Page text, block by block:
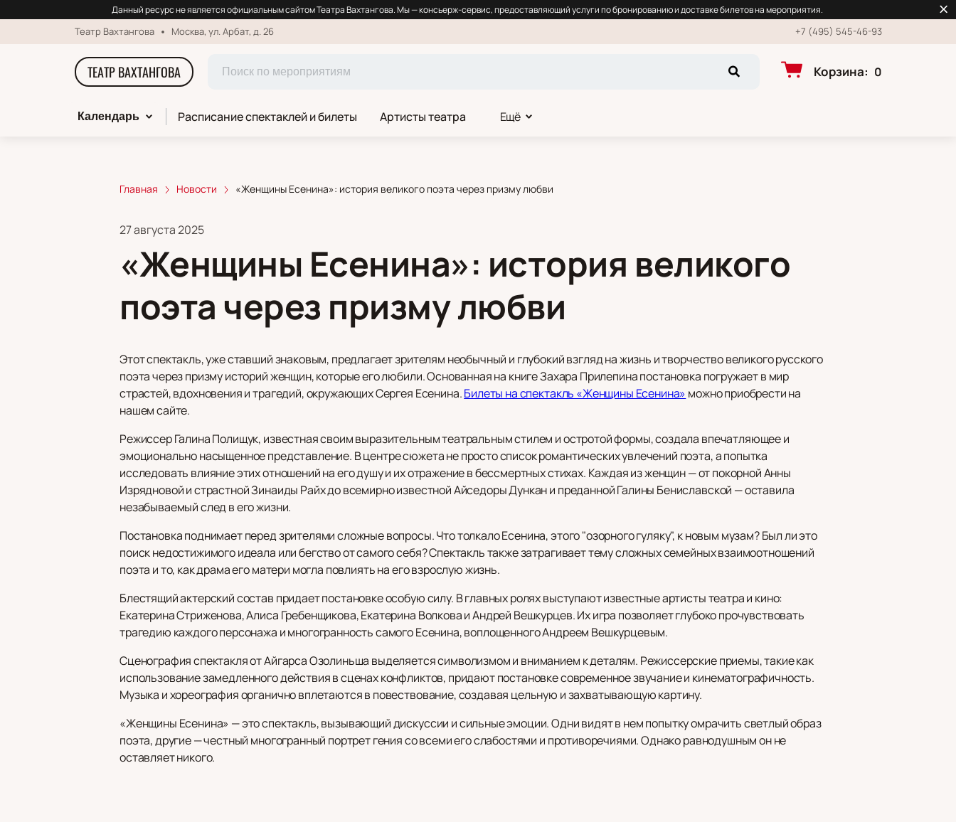
Данный ресурс не является официальным сайтом Театра Вахтангова. Мы — консьерж-сервис, предоставляющий услуги по бронированию и доставке билетов на мероприятия.
Театр Вахтангова Москва, ул. Арбат, д. 26 +7 (495) 545-46-93
ТЕАТР ВАХТАНГОВА Корзина: 0
Календарь Расписание спектаклей и билеты Артисты театра Ещё
Главная Новости «Женщины Есенина»: история великого поэта через призму любви
27 августа 2025
«Женщины Есенина»: история великого
поэта через призму любви
Этот спектакль, уже ставший знаковым, предлагает зрителям необычный и глубокий взгляд на жизнь и творчество великого русского
поэта через призму историй женщин, которые его любили. Основанная на книге Захара Прилепина постановка погружает в мир
страстей, вдохновения и трагедий, окружающих Сергея Есенина.Билеты на спектакль «Женщины Есенина» можно приобрести на
нашем сайте.
Режиссер Галина Полищук, известная своим выразительным театральным стилем и остротой формы, создала впечатляющее и
эмоционально насыщенное представление. В центре сюжета не просто список романтических увлечений поэта, а попытка
исследовать влияние этих отношений на его душу и их отражение в бессмертных стихах. Каждая из женщин — от покорной Анны
Изрядновой и страстной Зинаиды Райх до всемирно известной Айседоры Дункан и преданной Галины Бениславской — оставила
незабываемый след в его жизни.
Постановка поднимает перед зрителями сложные вопросы. Что толкало Есенина, этого "озорного гуляку", к новым музам? Был ли это
поиск недостижимого идеала или бегство от самого себя? Спектакль также затрагивает тему сложных семейных взаимоотношений
поэта и то, как драма его матери могла повлиять на его взрослую жизнь.
Блестящий актерский состав придает постановке особую силу. В главных ролях выступают известные артисты театра и кино:
Екатерина Стриженова, Алиса Гребенщикова, Екатерина Волкова и Андрей Вешкурцев. Их игра позволяет глубоко прочувствовать
трагедию каждого персонажа и многогранность самого Есенина, воплощенного Андреем Вешкурцевым.
Сценография спектакля от Айгарса Озолиньша выделяется символизмом и вниманием к деталям. Режиссерские приемы, такие как
использование замедленного действия в сценах конфликтов, придают постановке современное звучание и кинематографичность.
Музыка и хореография органично вплетаются в повествование, создавая цельную и захватывающую картину.
«Женщины Есенина» — это спектакль, вызывающий дискуссии и сильные эмоции. Одни видят в нем попытку омрачить светлый образ
поэта, другие — честный многогранный портрет гения со всеми его слабостями и противоречиями. Однако равнодушным он не
оставляет никого.